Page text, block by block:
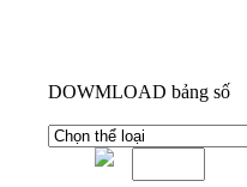
DOWMLOAD bảng số